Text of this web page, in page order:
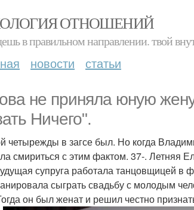
ОТНОШЕНИЙ
в правильном направлении. твой
новости статьи
не приняла юную
Ничего".
четырежды в загсе был. Но когда
смириться с этим фактом. 37-. Летняя
супруга работала танцовщицей в
сыграть свадьбу с молодым
он был женат и решил честно